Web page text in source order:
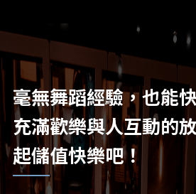
毫無舞蹈經驗，也能
充滿歡樂與人互動的
起儲值快樂吧！